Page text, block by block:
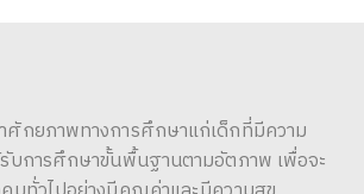
กยภาพทางการศึกษาแก่เด็กที่มีความ
บการศึกษาขั้นพื้นฐานตามอัตภาพ เพื่อจะ